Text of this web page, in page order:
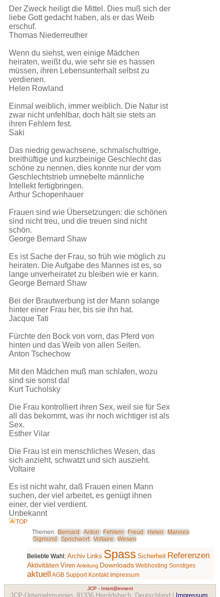
Der Zweck heiligt die Mittel. Dies muß sich der
liebe Gott gedacht haben, als er das Weib
erschuf.
Thomas Niederreuther
Wenn du siehst, wen einige Mädchen
heiraten, weißt du, wie sehr sie es hassen
müssen, ihren Lebensunterhalt selbst zu
verdienen.
Helen Rowland
Einmal weiblich, immer weiblich. Die Natur ist
zwar nicht unfehlbar, doch hält sie stets an
ihren Fehlern fest.
Saki
Das niedrig gewachsene, schmalschultrige,
breithüftige und kurzbeinige Geschlecht das
schöne zu nennen, dies konnte nur der vom
Geschlechtstrieb umnebelte männliche
Intellekt fertigbringen.
Arthur Schopenhauer
Frauen sind wie Übersetzungen: die schönen
sind nicht treu, und die treuen sind nicht
schön.
George Bernard Shaw
Es ist Sache der Frau, so früh wie möglich zu
heiraten. Die Aufgabe des Mannes ist es, so
lange unverheiratet zu bleiben wie er kann.
George Bernard Shaw
Bei der Brautwerbung ist der Mann solange
hinter einer Frau her, bis sie ihn hat.
Jacque Tati
Fürchte den Bock von vorn, das Pferd von
hinten und das Weib von allen Seiten.
Anton Tschechow
Mit den Mädchen muß man schlafen, wozu
sind sie sonst da!
Kurt Tucholsky
Die Frau kontrolliert ihren Sex, weil sie für Sex
all das bekommt, was ihr noch wichtiger ist als
Sex.
Esther Vilar
Die Frau ist ein menschliches Wesen, das
sich anzieht, schwatzt und sich auszieht.
Voltaire
Es ist nicht wahr, daß Frauen einen Mann
suchen, der viel arbeitet, es genügt ihnen
einer, der viel verdient.
Unbekannt
TOP
Themen: Bernard Anton Fehlern Freud Helen
Mannes
Sigmund
Sprichwort Voltaire Wesen
Beliebte Wahl:Archiv Links Spass Sicherheit Referenzen
Aktivitäten Viren Anleitung Downloads Webhosting Sonstiges
aktuell AGB Support Kontakt Impressum
JCP - Intert@inment
JCP-Unternehmungen, 91336 Heroldsbach, Deutschland | Impressum,